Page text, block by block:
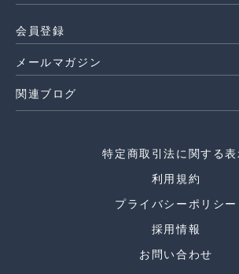
会員登録
メールマガジン
関連ブログ
特定商取引法に関する表
利用規約
プライバシーポリシー
採用情報
お問い合わせ